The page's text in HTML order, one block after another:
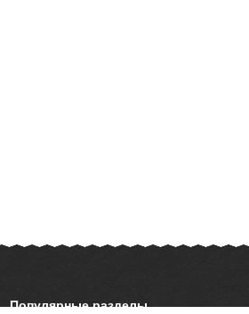
Популярные разделы